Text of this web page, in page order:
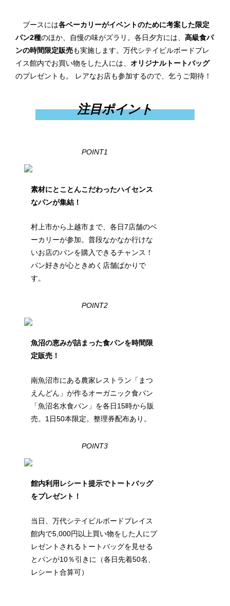
ブースには各ベーカリーがイベントのために考案した限定
パン2種のほか、自慢の味がズラリ。各日夕方には、 高級食パ
ンの時間限定販売も実施します。万代シテイビルボードプレ
イス館内でお買い物をした人には、 オリジナルトートバッグ
のプレゼントも。 レアなお店も参加するので、乞うご期待！
注目ポイント
POINT1
素材にとことんこだわったハイセンス
なパンが集結！
村上市から上越市まで、各日7店舗のベ
ーカリーが参加。普段なかなか行けな
いお店のパンを購入できるチャンス！
パン好きが心ときめく店舗ばかりで
す。
POINT2
魚沼の恵みが詰まった食パンを時間限
定販売！
南魚沼市にある農家レストラン「まつ
えんどん」が作るオーガニック食パン
「魚沼名水食パン」を各日15時から販
売。1日50本限定。整理券配布あり。
POINT3
館内利用レシート提示でトートバッグ
をプレゼント！
当日、万代シテイビルボードプレイス
館内で5,000円以上買い物をした人にプ
レゼントされるトートバッグを見せる
とパンが10％引きに（各日先着50名、
レシート合算可）